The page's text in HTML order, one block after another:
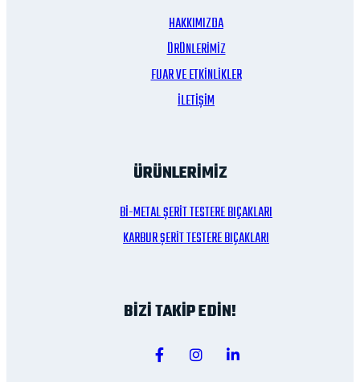
HAKKIMIZDA
ÜRÜNLERİMİZ
FUAR VE ETKİNLİKLER
İLETİŞİM
ÜRÜNLERİMİZ
Bİ-METAL ŞERİT TESTERE BIÇAKLARI
KARBUR ŞERİT TESTERE BIÇAKLARI
BİZİ TAKİP EDİN!